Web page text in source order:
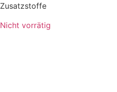
Zusatzstoffe
Nicht vorrätig